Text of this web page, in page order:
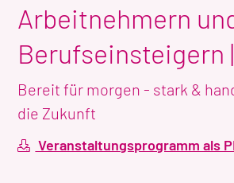
Arbeitnehmern
Berufseinsteigern
Bereit für morgen - stark &
die Zukunft
Veranstaltungsprogramm als